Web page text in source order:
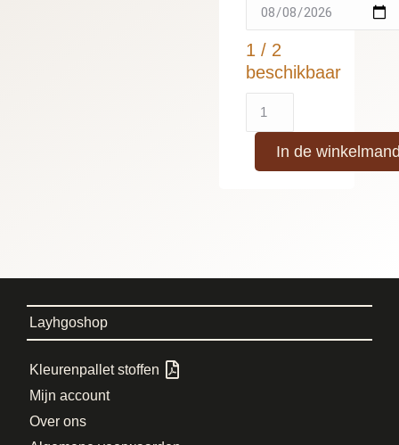
1 / 2
beschikbaar
In de
Layhgoshop
Kleurenpallet stoffen
Mijn account
Over ons